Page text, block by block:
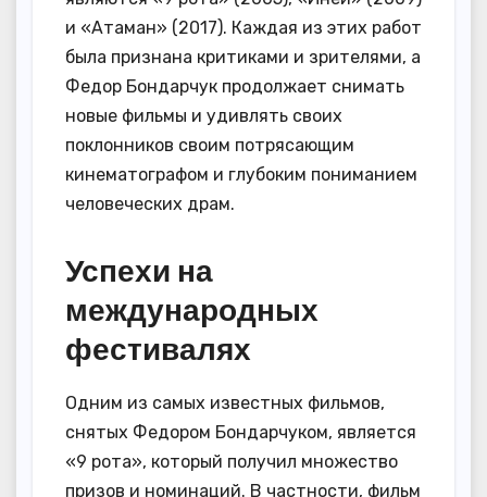
и «Атаман» (2017). Каждая из этих работ
была признана критиками и зрителями, а
Федор Бондарчук продолжает снимать
новые фильмы и удивлять своих
поклонников своим потрясающим
кинематографом и глубоким пониманием
человеческих драм.
Успехи на
международных
фестивалях
Одним из самых известных фильмов,
снятых Федором Бондарчуком, является
«9 рота», который получил множество
призов и номинаций. В частности, фильм